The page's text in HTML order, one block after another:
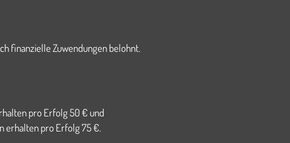
finanzielle Zuwendungen belohnt.
pro Erfolg 50 € und
erhalten pro Erfolg 75 €.